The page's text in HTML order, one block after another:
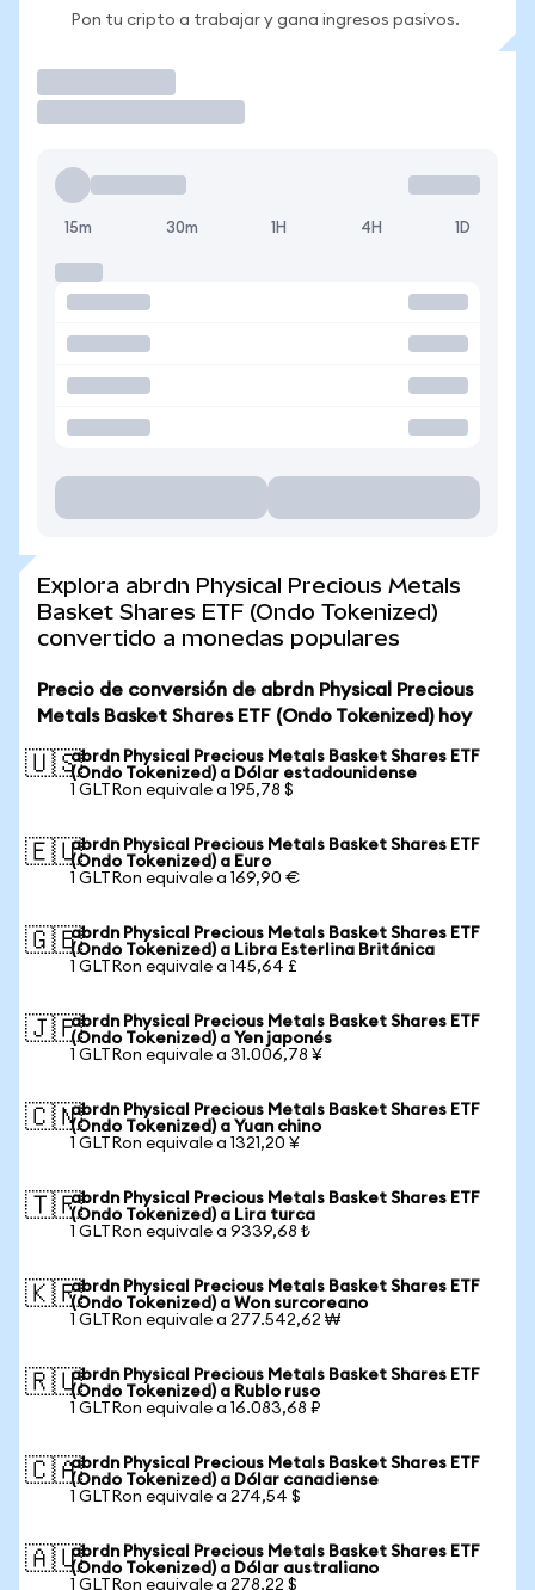
Pon tu cripto a trabajar y gana ingresos pasivos.
15m 30m 1H 4H 1D
Explora abrdn Physical Precious Metals
Basket Shares ETF (Ondo Tokenized)
convertido a monedas populares
Precio de conversión de abrdn Physical Precious
Metals Basket Shares ETF (Ondo Tokenized) hoy
🇺🇸abrdn Physical Precious Metals Basket Shares ETF
(Ondo Tokenized) a Dólar estadounidense
1 GLTRon equivale a 195,78 $
🇪🇺abrdn Physical Precious Metals Basket Shares ETF
(Ondo Tokenized) a Euro
1 GLTRon equivale a 169,90 €
🇬🇧abrdn Physical Precious Metals Basket Shares ETF
(Ondo Tokenized) a Libra Esterlina Británica
1 GLTRon equivale a 145,64 £
🇯🇵abrdn Physical Precious Metals Basket Shares ETF
(Ondo Tokenized) a Yen japonés
1 GLTRon equivale a 31.006,78 ¥
🇨🇳abrdn Physical Precious Metals Basket Shares ETF
(Ondo Tokenized) a Yuan chino
1 GLTRon equivale a 1321,20 ¥
🇹🇷abrdn Physical Precious Metals Basket Shares ETF
(Ondo Tokenized) a Lira turca
1 GLTRon equivale a 9339,68 ₺
🇰🇷abrdn Physical Precious Metals Basket Shares ETF
(Ondo Tokenized) a Won surcoreano
1 GLTRon equivale a 277.542,62 ₩
🇷🇺abrdn Physical Precious Metals Basket Shares ETF
(Ondo Tokenized) a Rublo ruso
1 GLTRon equivale a 16.083,68 ₽
🇨🇦abrdn Physical Precious Metals Basket Shares ETF
(Ondo Tokenized) a Dólar canadiense
1 GLTRon equivale a 274,54 $
🇦🇺abrdn Physical Precious Metals Basket Shares ETF
(Ondo Tokenized) a Dólar australiano
1 GLTRon equivale a 278,22 $